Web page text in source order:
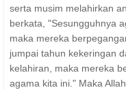
serta musim melahirkan
berkata, "Sesungguhnya
maka mereka
jumpai tahun kekeringan
kelahiran, maka mereka
agama kita ini." Maka